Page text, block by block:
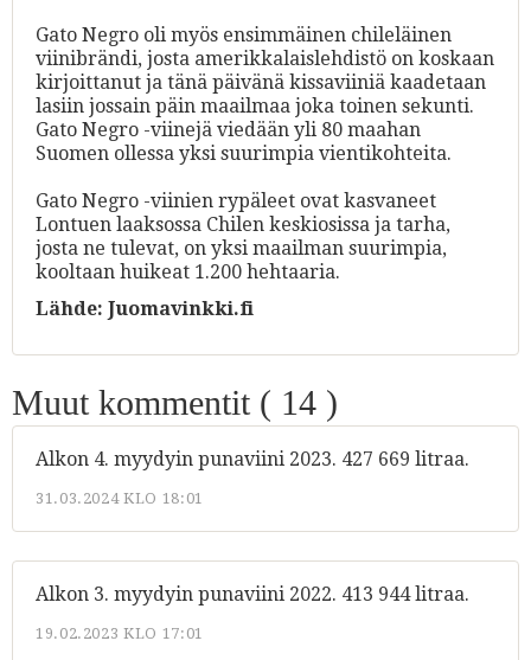
Gato Negro oli myös ensimmäinen chileläinen
viinibrändi, josta amerikkalaislehdistö on koskaan
kirjoittanut ja tänä päivänä kissaviiniä kaadetaan
lasiin jossain päin maailmaa joka toinen sekunti.
Gato Negro -viinejä viedään yli 80 maahan
Suomen ollessa yksi suurimpia vientikohteita.
Gato Negro -viinien rypäleet ovat kasvaneet
Lontuen laaksossa Chilen keskiosissa ja tarha,
josta ne tulevat, on yksi maailman suurimpia,
kooltaan huikeat 1.200 hehtaaria.
Lähde: Juomavinkki.fi
Muut kommentit ( 14 )
Alkon 4. myydyin punaviini 2023. 427 669 litraa.
31.03.2024 KLO 18:01
Alkon 3. myydyin punaviini 2022. 413 944 litraa.
19.02.2023 KLO 17:01